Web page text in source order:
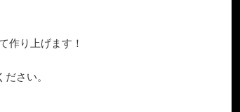
作り上げます！
さい。